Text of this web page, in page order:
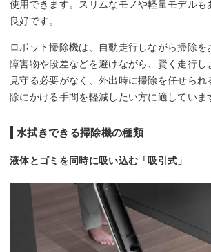
使用できます。スリムなモノや軽量モデルも
良好です。
ロボット掃除機は、自動走行しながら掃除を
障害物や段差などを避けながら、賢く走行し
見守る必要がなく、外出時に掃除を任せら
除にかける手間を軽減したい方に適していま
水拭きできる掃除機の種類
液体とゴミを同時に吸い込む「吸引式」